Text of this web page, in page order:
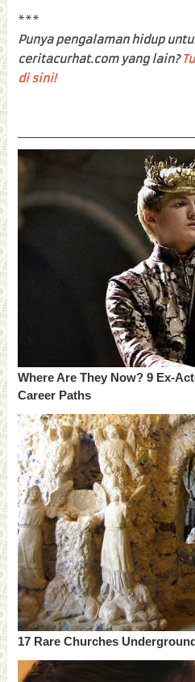
***
Punya pengalaman hidup
ceritacurhat.com yang lain?
di sini!